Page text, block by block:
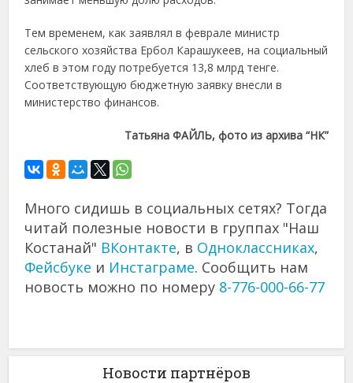
Тем временем, как заявлял в феврале министр
сельского хозяйства Ербол Карашукеев, на социальный
хлеб в этом году потребуется 13,8 млрд тенге.
Соответствующую бюджетную заявку внесли в
министерство финансов.
Татьяна ФАЙЛЬ, фото из архива “НК”
Много сидишь в социальных сетях? Тогда
читай полезные новости в группах "Наш
Костанай" ВКонтакте, в Одноклассниках,
Фейсбуке и Инстаграме. Сообщить нам
новость можно по номеру 8-776-000-66-77
Новости партнёров